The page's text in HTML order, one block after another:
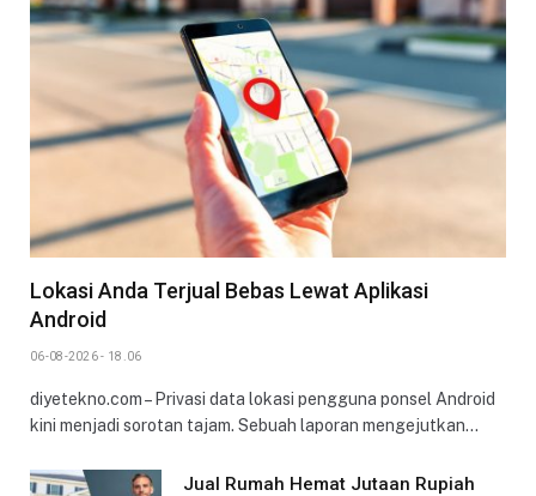
Lokasi Anda Terjual Bebas Lewat Aplikasi
Android
06-08-2026 - 18.06
diyetekno.com – Privasi data lokasi pengguna ponsel Android
kini menjadi sorotan tajam. Sebuah laporan mengejutkan…
Jual Rumah Hemat Jutaan Rupiah